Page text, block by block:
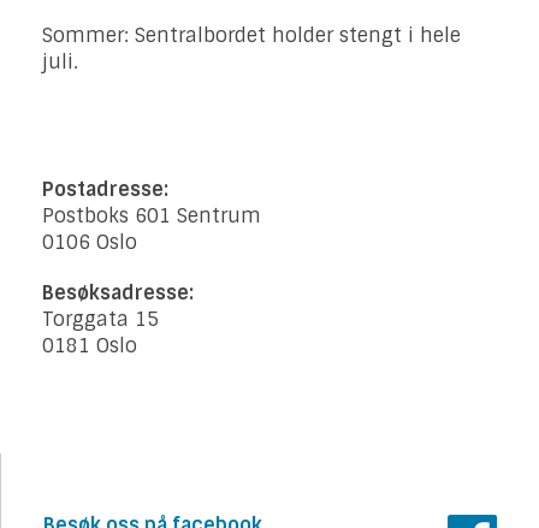
Sommer: Sentralbordet holder stengt i hele
juli.
Postadresse:
Postboks 601 Sentrum
0106 Oslo
Besøksadresse:
Torggata 15
0181 Oslo